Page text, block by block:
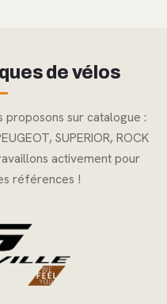
de vélos
proposons sur catalogue :
SUPERIOR, ROCK
activement pour
références !